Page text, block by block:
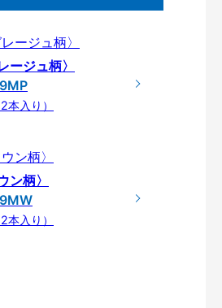
ージュ柄〉
入り）
ン柄〉
入り）